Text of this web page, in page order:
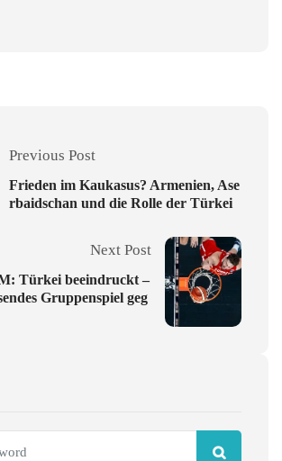
Previous Post
Frieden im Kaukasus? Armenien, Ase
rbaidschan und die Rolle der Türkei
Next Post
Türkei beeindruckt –
Gruppenspiel geg